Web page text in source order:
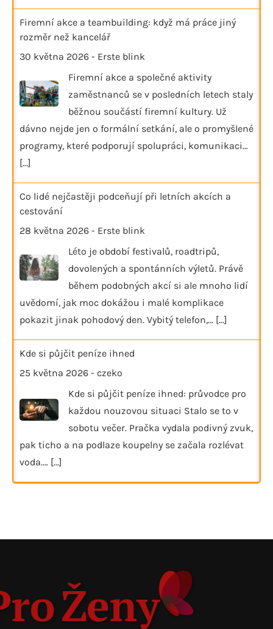
Firemní akce a teambuilding: když má práce jiný
rozměr než kancelář
30 května 2026 - Erste blink
Firemní akce a společné aktivity
zaměstnanců se v posledních letech staly
běžnou součástí firemní kultury. Už
dávno nejde jen o formální setkání, ale o promyšlené
programy, které podporují spolupráci, komunikaci…
[...]
Co lidé nejčastěji podceňují při letních akcích a
cestování
28 května 2026 - Erste blink
Léto je období festivalů, roadtripů,
dovolených a spontánních výletů. Právě
během podobných akcí si ale mnoho lidí
uvědomí, jak moc dokážou i malé komplikace
pokazit jinak pohodový den. Vybitý telefon,… [...]
Kde si půjčit peníze ihned
25 května 2026 - czeko
Kde si půjčit peníze ihned: průvodce pro
každou nouzovou situaci Stalo se to v
sobotu večer. Pračka vydala podivný zvuk,
pak ticho a na podlaze koupelny se začala rozlévat
voda.… [...]